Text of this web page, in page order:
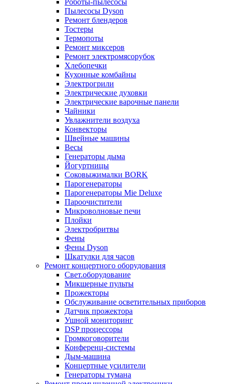
Роботы-пылесосы
Пылесосы Dyson
Ремонт блендеров
Тостеры
Термопоты
Ремонт миксеров
Ремонт электромясорубок
Хлебопечки
Кухонные комбайны
Электрогрили
Электрические духовки
Электрические варочные панели
Чайники
Увлажнители воздуха
Конвекторы
Швейные машины
Весы
Генераторы дыма
Йогуртницы
Соковыжималки BORK
Парогенераторы
Парогенераторы Mie Deluxe
Пароочистители
Микроволновые печи
Плойки
Электробритвы
Фены
Фены Dyson
Шкатулки для часов
Ремонт концертного оборудования
Свет.оборудование
Микшерные пульты
Прожекторы
Обслуживание осветительных приборов
Датчик прожектора
Ушной мониторинг
DSP процессоры
Громкоговорители
Конференц-системы
Дым-машина
Концертные усилители
Генераторы тумана